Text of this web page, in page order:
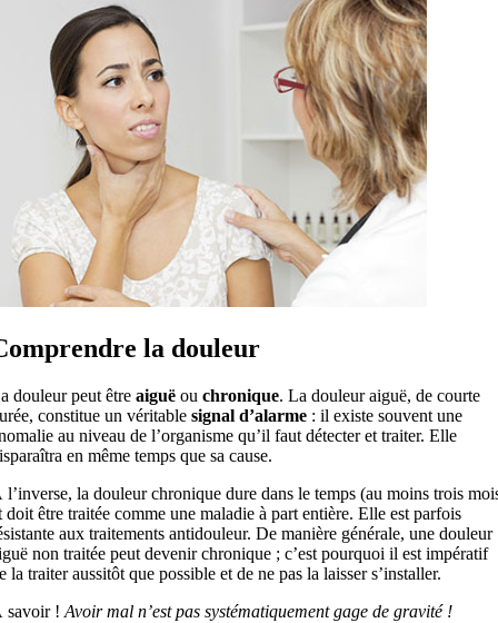
la douleur
douleur peut être aiguëou chronique. La douleur aiguë, de courte
constitue un véritable signal d’alarme: il existe souvent une
au niveau de l’organisme qu’il faut détecter et traiter. Elle
en même temps que sa cause.
l’inverse, la douleur chronique dure dans le temps (au moins trois
doit être traitée comme une maladie à part entière. Elle est parfois
aux traitements antidouleur. De manière générale, une douleur
non traitée peut devenir chronique ; c’est pourquoi il est impératif
la traiter aussitôt que possible et de ne pas la laisser s’installer.
savoir ! Avoir mal n’est pas systématiquement gage de gravité !